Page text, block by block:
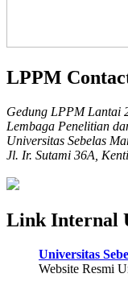
LPPM
Gedung LPPM Lantai
Lembaga Penelitian
Universitas Sebelas
Jl. Ir. Sutami 36A,
Link Internal
Universitas
Website Resmi